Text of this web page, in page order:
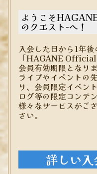
ようこそ
のクエスト-へ！
入会した日から1年
「HAGANE Official
会員有効期限となり
ライブやイベントの
り、会員限定イベン
ログ等の限定コンテ
様々なサービスがご
さい。
詳しい入